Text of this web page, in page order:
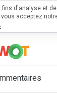
d'analyse et de
acceptez